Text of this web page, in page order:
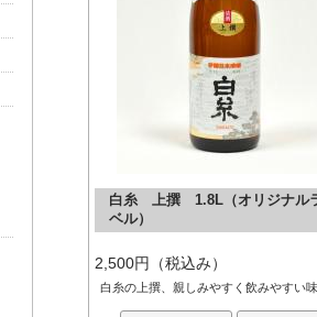
白糸 上撰 1.8L（オリジナル
ベル）
2,500円（税込み）
白糸の上撰、親しみやすく飲みやすい